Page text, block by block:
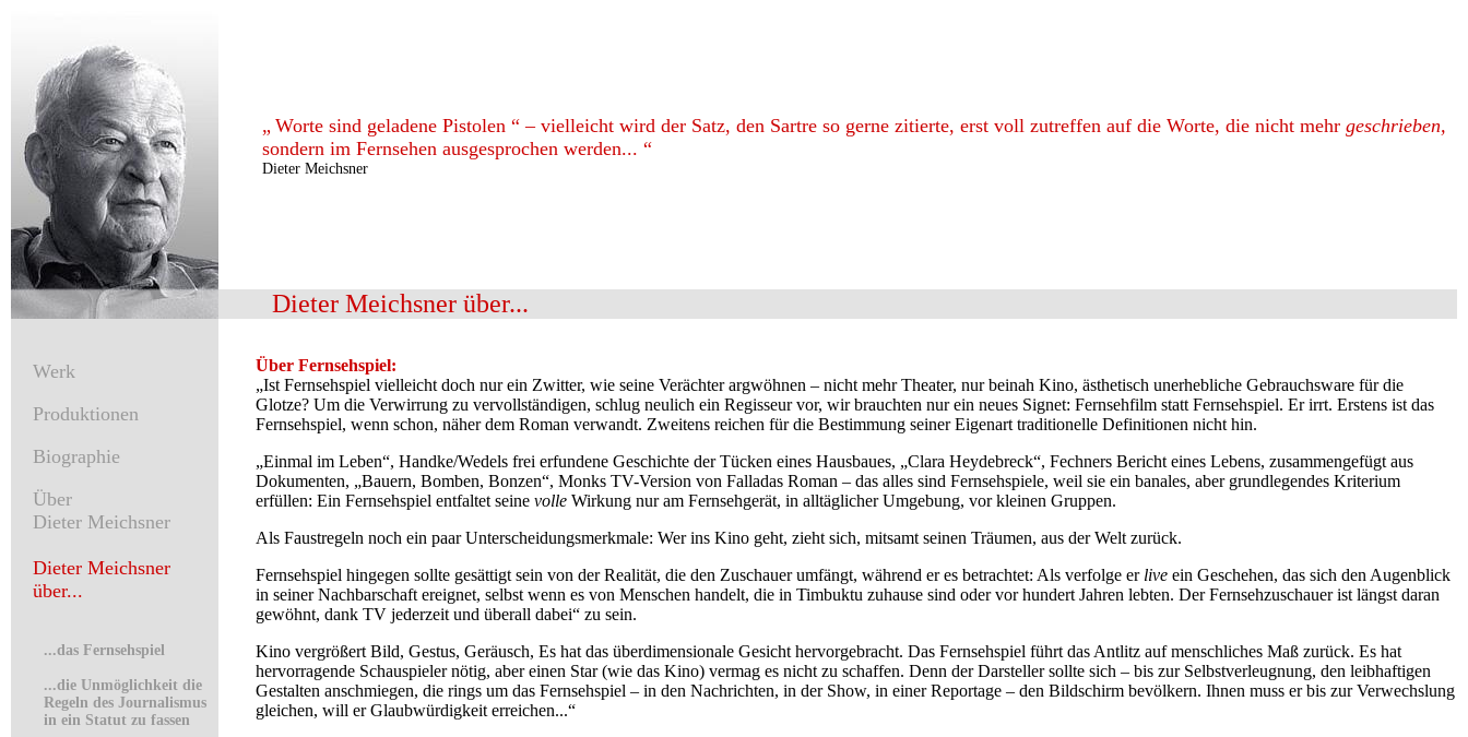
Werk
Produktionen
Biographie
Über
Dieter Meichsner
Dieter Meichsner
über...
...das Fernsehspiel
...die Unmöglichkeit die
Regeln des Journalismus
in ein Statut zu fassen
„ Worte sind geladene Pistolen “ – vielleicht wird der Satz, den Sartre so gerne zitierte, erst voll zutreffen auf die Worte, die nicht mehr geschrieben,
sondern im Fernsehen ausgesprochen werden... “
Dieter Meichsner
Dieter Meichsner über...
Über Fernsehspiel:
„Ist Fernsehspiel vielleicht doch nur ein Zwitter, wie seine Verächter argwöhnen – nicht mehr Theater, nur beinah Kino, ästhetisch unerhebliche Gebrauchsware für die
Glotze? Um die Verwirrung zu vervollständigen, schlug neulich ein Regisseur vor, wir brauchten nur ein neues Signet: Fernsehfilm statt Fernsehspiel. Er irrt. Erstens ist das
Fernsehspiel, wenn schon, näher dem Roman verwandt. Zweitens reichen für die Bestimmung seiner Eigenart traditionelle Definitionen nicht hin.
„Einmal im Leben“, Handke/Wedels frei erfundene Geschichte der Tücken eines Hausbaues, „Clara Heydebreck“, Fechners Bericht eines Lebens, zusammengefügt aus
Dokumenten, „Bauern, Bomben, Bonzen“, Monks TV-Version von Falladas Roman – das alles sind Fernsehspiele, weil sie ein banales, aber grundlegendes Kriterium
erfüllen: Ein Fernsehspiel entfaltet seine volle Wirkung nur am Fernsehgerät, in alltäglicher Umgebung, vor kleinen Gruppen.
Als Faustregeln noch ein paar Unterscheidungsmerkmale: Wer ins Kino geht, zieht sich, mitsamt seinen Träumen, aus der Welt zurück.
Fernsehspiel hingegen sollte gesättigt sein von der Realität, die den Zuschauer umfängt, während er es betrachtet: Als verfolge er live ein Geschehen, das sich den Augenblick
in seiner Nachbarschaft ereignet, selbst wenn es von Menschen handelt, die in Timbuktu zuhause sind oder vor hundert Jahren lebten. Der Fernsehzuschauer ist längst daran
gewöhnt, dank TV jederzeit und überall dabei“ zu sein.
Kino vergrößert Bild, Gestus, Geräusch, Es hat das überdimensionale Gesicht hervorgebracht. Das Fernsehspiel führt das Antlitz auf menschliches Maß zurück. Es hat
hervorragende Schauspieler nötig, aber einen Star (wie das Kino) vermag es nicht zu schaffen. Denn der Darsteller sollte sich – bis zur Selbstverleugnung, den leibhaftigen
Gestalten anschmiegen, die rings um das Fernsehspiel – in den Nachrichten, in der Show, in einer Reportage – den Bildschirm bevölkern. Ihnen muss er bis zur Verwechslung
gleichen, will er Glaubwürdigkeit erreichen...“